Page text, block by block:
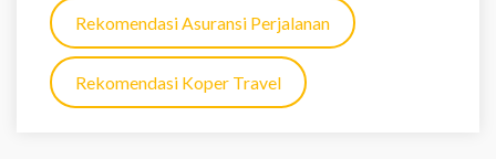
Rekomendasi Asuransi Perjalanan
Rekomendasi Koper Travel